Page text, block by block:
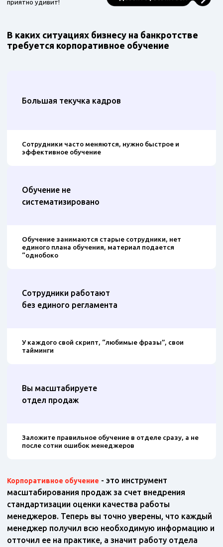
приятно удивит!
В каких ситуациях бизнесу на банкротстве
требуется корпоративное обучение
Большая текучка кадров
Сотрудники часто меняются, нужно быстрое и
эффективное обучение
Обучение не
систематизировано
Обучение занимаются старые сотрудники, нет
единого плана обучения, материал подается
“однобоко
Сотрудники работают
без единого регламента
У каждого свой скрипт, “любимые фразы”, свои
тайминги
Вы масштабируете
отдел продаж
Заложите правильное обучение в отделе сразу, а не
после сотни ошибок менеджеров
Корпоративное обучение - это инструмент
масштабирования продаж за счет внедрения
стандартизации оценки качества работы
менеджеров. Теперь вы точно уверены, что каждый
менеджер получил всю необходимую информацию и
отточил ее на практике, а значит работу отдела